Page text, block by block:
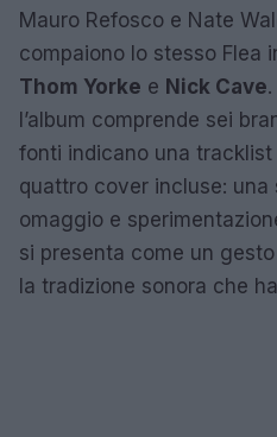
Mauro Refosco e Nate
compaiono lo stesso Flea
Thom Yorke e Nick Cave
l’album comprende sei
fonti indicano una
quattro cover incluse:
omaggio e
si presenta come un gesto
la tradizione sonora che